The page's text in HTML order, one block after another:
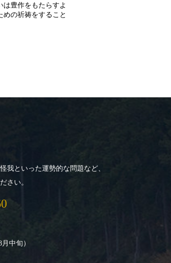
は豊作をもたらすよ
の祈祷をすること
我といった運勢的な問題など、
さい。
中旬）